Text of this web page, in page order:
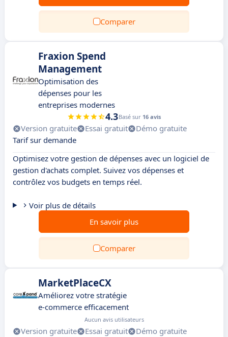
Comparer
Fraxion Spend
Management
Optimisation des
dépenses pour les
entreprises modernes
4.3Basé sur 16 avis
Version gratuite Essai gratuit
Démo gratuite
Tarif sur demande
Optimisez votre gestion de dépenses avec un logiciel de
gestion d'achats complet. Suivez vos dépenses et
contrôlez vos budgets en temps réel.
Voir plus de détails
En savoir plus
Comparer
MarketPlaceCX
Améliorez votre stratégie
e-commerce efficacement
Aucun avis utilisateurs
Version gratuite Essai gratuit
Démo gratuite